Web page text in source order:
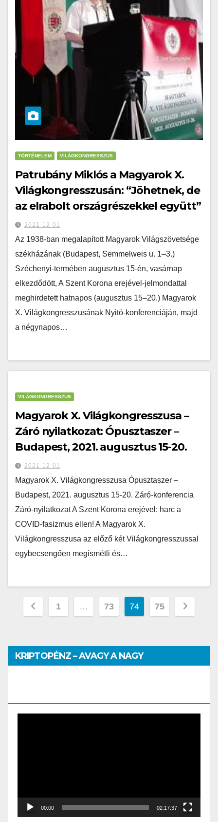
TÖRTÉNELEM VILÁGKONGRESSZUS
Patrubány Miklós a Magyarok X.
Világkongresszusán: “Jöhetnek, de
az elrabolt országrészekkel együtt”
2021-12-01
Az 1938-ban megalapított Magyarok Világszövetsége
székházának (Budapest, Semmelweis u. 1–3.)
Széchenyi-termében augusztus 15-én, vasárnap
elkezdődött, A Szent Korona erejével-jelmondattal
meghirdetett hatnapos (augusztus 15–20.) Magyarok
X. Világkongresszusának Nyitó-konferenciáján, majd
a négynapos…
VILÁGKONGRESSZUS
Magyarok X. Világkongresszusa –
Záró nyilatkozat: Ópusztaszer –
Budapest, 2021. augusztus 15-20.
2021-12-01
Magyarok X. Világkongresszusa Ópusztaszer –
Budapest, 2021. augusztus 15-20. Záró-konferencia
Záró-nyilatkozat A Szent Korona erejével: harc a
COVID-fasizmus ellen! A Magyarok X.
Világkongresszusa az előző két Világkongresszussal
egybecsengően megismétli és…
1 … 73 74 75
KRIPTOPÉNZ – AVAGY A NAGY
00:00 02:17:37